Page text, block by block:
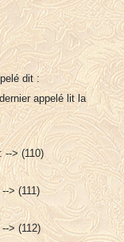
dit :
appelé lit la
--> (110)
> (111)
> (112)